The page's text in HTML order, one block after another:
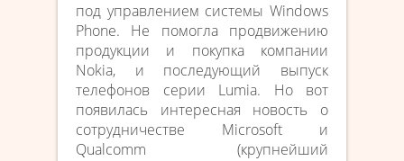
под управлением системы Windows
Phone. Не помогла продвижению
продукции и покупка компании
Nokia, и последующий выпуск
телефонов серии Lumia. Но вот
появилась интересная новость о
сотрудничестве Microsoft и
Qualcomm (крупнейший